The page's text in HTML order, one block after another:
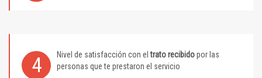
4 Nivel de satisfacción con eltrato recibidopor las
personas que te prestaron el servicio